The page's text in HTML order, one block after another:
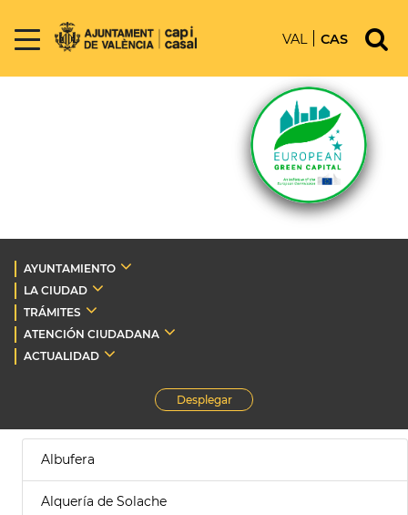
VAL CAS
AYUNTAMIENTO
LA CIUDAD
TRÁMITES
ATENCIÓN CIUDADANA
ACTUALIDAD
Desplegar
Albufera
Alquería de Solache